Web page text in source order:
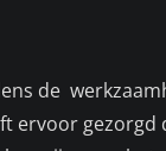
de
ervoor